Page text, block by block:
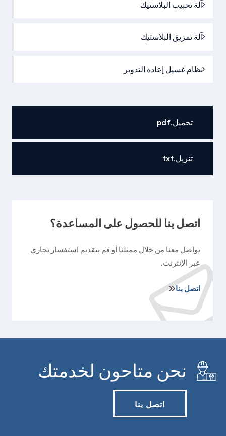
آلة تحبيب البلاستيك
آلة تمزيق البلاستيك
نظام غسيل إعادة التدوير
تحميل.pdf
تنزيل.txt
اتصل بنا للحصول على المساعدة؟
تواصل معنا من خلال ممثلنا أو قم بتقديم استفسار تجاري
عبر الإنترنت.
اتصل بنا
نحن متاحون لخدمتك
اتصل بنا